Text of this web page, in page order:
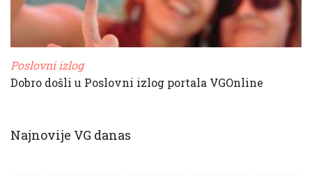
Poslovni izlog
Dobro došli u Poslovni izlog portala VGOnline
Najnovije VG danas